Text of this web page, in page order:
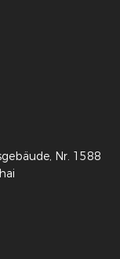
Nr. 1588